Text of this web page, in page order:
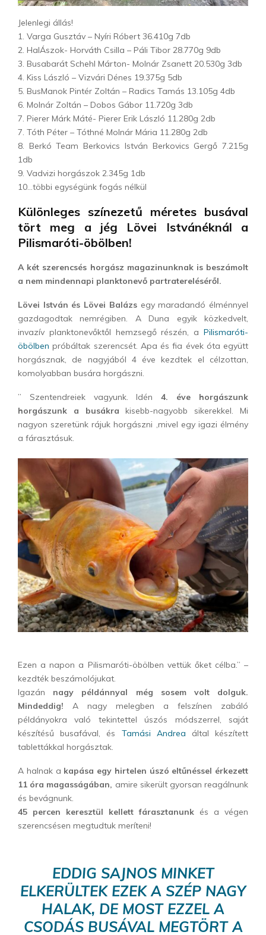
Jelenlegi állás!
1. Varga Gusztáv – Nyíri Róbert 36.410g 7db
2. HalÁszok- Horváth Csilla – Páli Tibor 28.770g 9db
3. Busabarát Schehl Márton- Molnár Zsanett 20.530g 3db
4. Kiss László – Vizvári Dénes 19.375g 5db
5. BusManok Pintér Zoltán – Radics Tamás 13.105g 4db
6. Molnár Zoltán – Dobos Gábor 11.720g 3db
7. Pierer Márk Máté- Pierer Erik László 11.280g 2db
7. Tóth Péter – Tóthné Molnár Mária 11.280g 2db
8. Berkó Team Berkovics István Berkovics Gergő 7.215g
1db
9. Vadvizi horgászok 2.345g 1db
10…többi egységünk fogás nélkül
Különleges színezetű méretes busával
tört meg a jég Lövei Istvánéknál a
Pilismaróti-öbölben!
A két szerencsés horgász magazinunknak is beszámolt
a nem mindennapi planktonevő partratereléséről.
Lövei István és Lövei Balázsegy maradandó élménnyel
gazdagodtak nemrégiben. A Duna egyik közkedvelt,
invazív planktonevőktől hemzsegő részén, a Pilismaróti-
öbölben próbáltak szerencsét. Apa és fia évek óta együtt
horgásznak, de nagyjából 4 éve kezdtek el célzottan,
komolyabban busára horgászni.
” Szentendreiek vagyunk. Idén 4. éve horgászunk
horgászunk a busákra kisebb-nagyobb sikerekkel. Mi
nagyon szeretünk rájuk horgászni ,mivel egy igazi élmény
a fárasztásuk.
Ezen a napon a Pilismaróti-öbölben vettük őket célba.” –
kezdték beszámolójukat.
Igazán nagy példánnyal még sosem volt dolguk.
Mindeddig! A nagy melegben a felszínen zabáló
példányokra való tekintettel úszós módszerrel, saját
készítésű busafával, és Tamási Andrea által készített
tablettákkal horgásztak.
A halnak a kapása egy hirtelen úszó eltűnéssel érkezett
11 óra magasságában, amire sikerült gyorsan reagálnunk
és bevágnunk.
45 percen keresztül kellett fárasztanunk és a végen
szerencsésen megtudtuk meríteni!
EDDIG SAJNOS MINKET
ELKERÜLTEK EZEK A SZÉP NAGY
HALAK, DE MOST EZZEL A
CSODÁS BUSÁVAL MEGTÖRT A